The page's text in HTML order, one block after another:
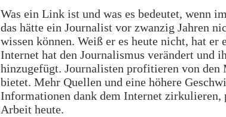
Was ein Link ist und was es bedeutet, wenn
das hätte ein Journalist vor zwanzig Jahren
wissen können. Weiß er es heute nicht, hat er
Internet hat den Journalismus verändert und
hinzugefügt. Journalisten profitieren von den
bietet. Mehr Quellen und eine höhere
Informationen dank dem Internet zirkulieren,
Arbeit heute.